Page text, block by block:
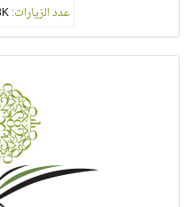
عدد الزيارات:18.8K